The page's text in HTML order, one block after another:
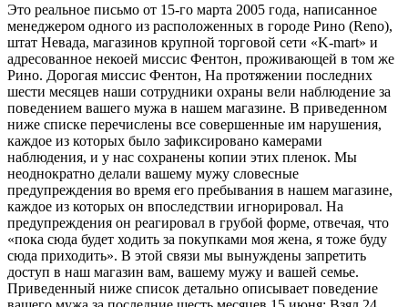
Это реальное письмо от 15-го марта 2005 года, написанное
менеджером одного из расположенных в городе Рино (Reno),
штат Невада, магазинов крупной торговой сети «K-mart» и
адресованное некоей миссис Фентон, проживающей в том же
Рино. Дорогая миссис Фентон, На протяжении последних
шести месяцев наши сотрудники охраны вели наблюдение за
поведением вашего мужа в нашем магазине. В приведенном
ниже списке перечислены все совершенные им нарушения,
каждое из которых было зафиксировано камерами
наблюдения, и у нас сохранены копии этих пленок. Мы
неоднократно делали вашему мужу словесные
предупреждения во время его пребывания в нашем магазине,
каждое из которых он впоследствии игнорировал. На
предупреждения он реагировал в грубой форме, отвечая, что
«пока сюда будет ходить за покупками моя жена, я тоже буду
сюда приходить». В этой связи мы вынуждены запретить
доступ в наш магазин вам, вашему мужу и вашей семье.
Приведенный ниже список детально описывает поведение